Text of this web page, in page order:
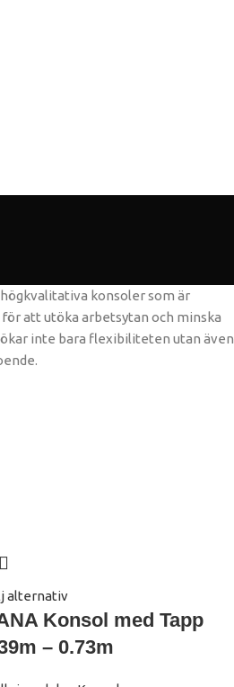
konsoler som är
att utöka arbetsytan och minska
inte bara flexibiliteten utan även
alternativ
Konsol med Tapp
– 0.73m